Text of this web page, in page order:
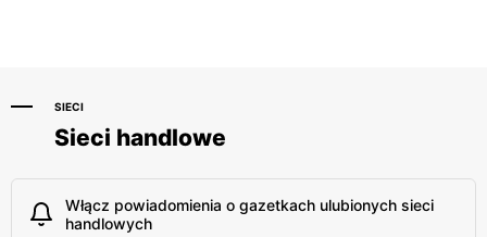
SIECI
Sieci handlowe
Włącz powiadomienia o gazetkach ulubionych sieci
handlowych